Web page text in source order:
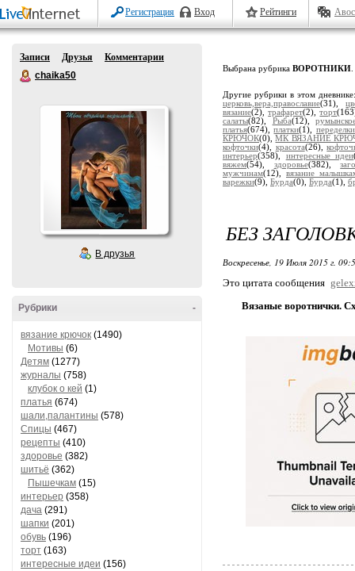
Регистрация Вход Рейтинги
Записи Друзья
Комментарии
chaika50
В друзья
-
Рубрики
вязание крючок (1490)
Мотивы (6)
Детям (1277)
журналы (758)
клубок о кей (1)
платья (674)
шали,палантины (578)
Спицы (467)
рецепты (410)
здоровье (382)
шитьё (362)
Пышечкам (15)
интерьер (358)
дача (291)
шапки (201)
обувь (196)
торт (163)
интересные идеи (156)
Выбрана рубрика ВОРОТНИКИ
Другие рубрики в этом
церковь,вера,православие(31),
вязание(2),трафарет(2),торт
салаты(82), Рыба(12),
платья(674),платки(1), переделки
КРЮЧОК(0),МК ВЯЗАНИЕ
кофточки(4), красота(26),
интерьер(358), интересные идеи
вяжем(54), здоровье(382),
мужчинам(12), вязание
варежки(9), Бурда(0), Бурда(1),
БЕЗ
Воскресенье, 19 Июля 2015 г.
Это цитата сообщения
Вязаные воротнички.